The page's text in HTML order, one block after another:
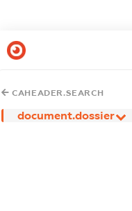
CAHEADER.SEARCH
document.dossier